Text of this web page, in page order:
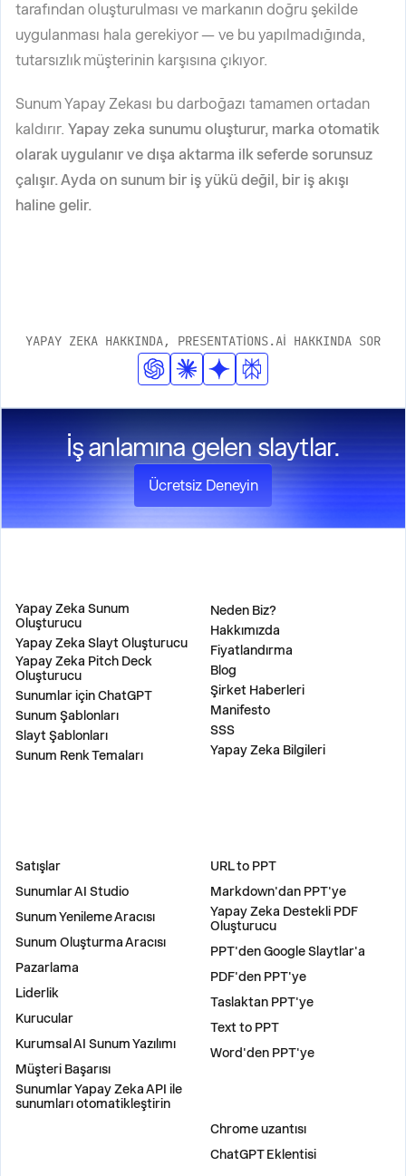
tarafından oluşturulması ve markanın doğru şekilde
uygulanması hala gerekiyor — ve bu yapılmadığında,
tutarsızlık müşterinin karşısına çıkıyor.
Sunum Yapay Zekası bu darboğazı tamamen ortadan
kaldırır. Yapay zeka sunumu oluşturur, marka otomatik
olarak uygulanır ve dışa aktarma ilk seferde sorunsuz
çalışır. Ayda on sunum bir iş yükü değil, bir iş akışı
haline gelir.
YAPAY ZEKA HAKKINDA, PRESENTATIONS.AI HAKKINDA SOR
İş anlamına gelen slaytlar.
Ücretsiz Deneyin
Yapay Zeka Sunum
Oluşturucu
Yapay Zeka Slayt Oluşturucu
Yapay Zeka Pitch Deck
Oluşturucu
Sunumlar için ChatGPT
Sunum Şablonları
Slayt Şablonları
Sunum Renk Temaları
Neden Biz?
Hakkımızda
Fiyatlandırma
Blog
Şirket Haberleri
Manifesto
SSS
Yapay Zeka Bilgileri
Satışlar
Sunumlar AI Studio
Sunum Yenileme Aracısı
Sunum Oluşturma Aracısı
Pazarlama
Liderlik
Kurucular
Kurumsal AI Sunum Yazılımı
Müşteri Başarısı
Sunumlar Yapay Zeka API ile
sunumları otomatikleştirin
URL to PPT
Markdown'dan PPT'ye
Yapay Zeka Destekli PDF
Oluşturucu
PPT'den Google Slaytlar'a
PDF'den PPT'ye
Taslaktan PPT'ye
Text to PPT
Word'den PPT'ye
Chrome uzantısı
ChatGPT Eklentisi